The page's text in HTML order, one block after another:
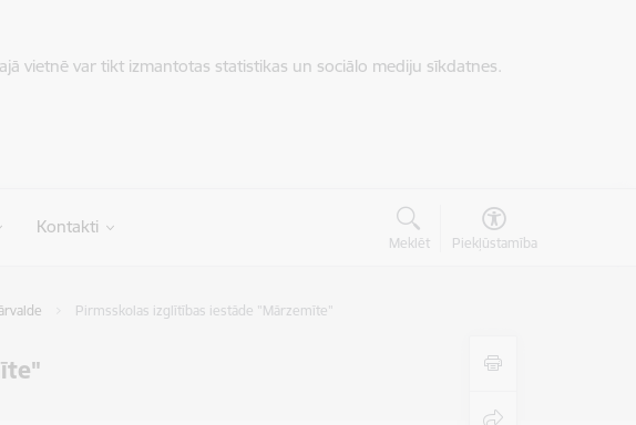
vietnē var tikt izmantotas statistikas un sociālo mediju sīkdatnes.
Kontakti
Meklēt Piekļūstamība
Pirmsskolas izglītības iestāde "Mārzemīte"